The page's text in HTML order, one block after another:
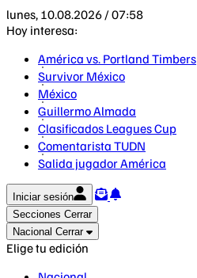
lunes, 10.08.2026 / 07:58
Hoy interesa:
América vs. Portland Timbers
Survivor México
México
Guillermo Almada
Clasificados Leagues Cup
Comentarista TUDN
Salida jugador América
Iniciar sesión
Secciones Cerrar
Nacional Cerrar
Elige tu edición